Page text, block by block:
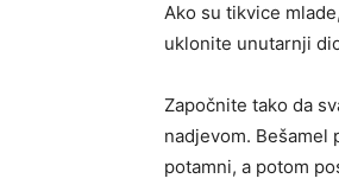
Ako su tikvice
uklonite unutarnji
Započnite tako da
nadjevom. Bešamel
potamni, a potom